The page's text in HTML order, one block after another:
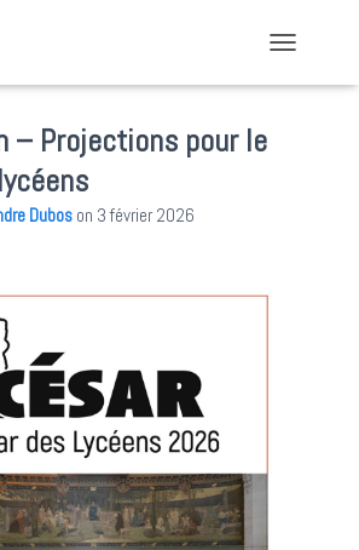
– Projections pour le
Dubos on 3 février 2026